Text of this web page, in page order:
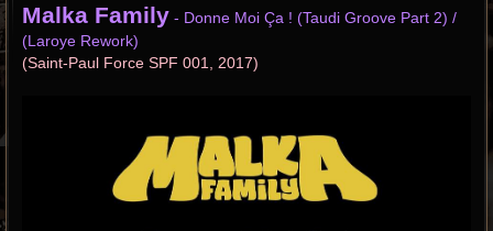
s
a
g
Malka Family - Donne Moi Ça ! (Taudi Groove Part 2) /
(Laroye Rework)
(Saint-Paul Force SPF 001, 2017)